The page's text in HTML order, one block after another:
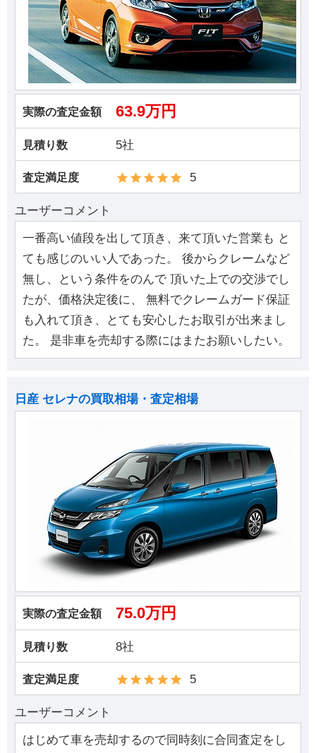
実際の査定金額 63.9万円
見積り数 5社
査定満足度 5
ユーザーコメント
一番高い値段を出して頂き、来て頂いた営業も と
ても感じのいい人であった。 後からクレームなど
無し、という条件をのんで 頂いた上での交渉でし
たが、価格決定後に、 無料でクレームガード保証
も入れて頂き、とても安心したお取引が出来まし
た。 是非車を売却する際にはまたお願いしたい。
日産 セレナの買取相場・査定相場
実際の査定金額 75.0万円
見積り数 8社
査定満足度 5
ユーザーコメント
はじめて車を売却するので同時刻に合同査定をし